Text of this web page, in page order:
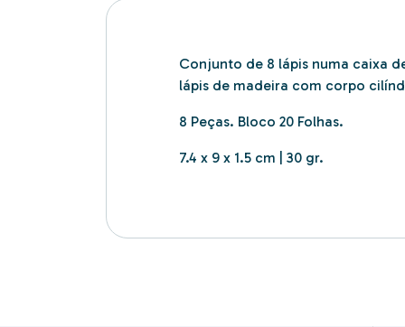
Conjunto de 8 lápis numa caixa
lápis de madeira com corpo
8 Peças. Bloco 20 Folhas.
7.4 x 9 x 1.5 cm | 30 gr.